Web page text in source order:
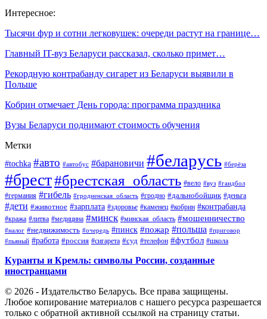
Интересное:
Тысячи фур и сотни легковушек: очереди растут на границе…
Главный IT-вуз Беларуси рассказал, сколько примет…
Рекордную контрабанду сигарет из Беларуси выявили в
Польше
Кобрин отмечает День города: программа праздника
Вузы Беларуси поднимают стоимость обучения
Метки
#tochka #авто #автобус #барановичи #беларусь #берёза
#брест#брестская_область #вело #вуз #гандбол
#германия #гибель #гродненская_область #гродно #дальнобойщик #деньга
#дети #животное #зарплата #здоровье #каменец #кобрин #контрабанда
#кража #литва #медицина #минск #минская_область #мошенничество
#налог #недвижимость #очередь #пинск #пожар #польша #приговор
#пьяный #работа #россия #сигарета #суд #телефон #футбол #школа
Куранты и Кремль: символы России, созданные
иностранцами
© 2026 - Издательство Беларусь. Все права защищены.
Любое копирование материалов с нашего ресурса разрешается
только с обратной активной ссылкой на страницу статьи.